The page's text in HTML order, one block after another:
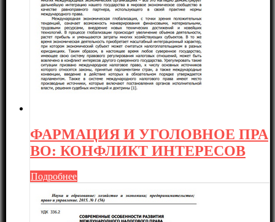
ФАРМАЦИЯ И УГОЛОВНОЕ ПРА
ВО: КОНФЛИКТ ИНТЕРЕСОВ
Подробнее